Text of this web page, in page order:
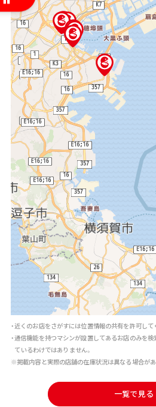
・近くのお店をさがすには位置情報の共有を許可して
・通信機能を持つマシンが設置してあるお店のみを
ているわけではありません。
※掲載内容と実際の店舗の在庫状況は異なる場合があ
一覧で見る